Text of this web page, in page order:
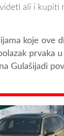
ali i kupiti
koje ove
prvaka
Gulašijadi